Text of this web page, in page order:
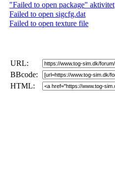
"Failed to open package" aktivitet
Failed to open sigcfg.dat
Failed to open texture file
URL:
BBcode:
HTML: